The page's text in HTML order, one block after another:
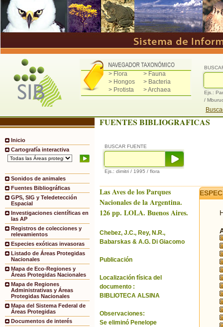
> Flora
> Fauna
> Hongos
> Bacteria
> Protista
> Archaea
Ejs.:
/
Inicio
Cartografía interactiva
Sonidos de animales
Fuentes Bibliográficas
GPS, SIG y Teledetección
Espacial
Investigaciones científicas en
las AP
Registros de colecciones y
relevamientos
Especies exóticas invasoras
Listado de Áreas Protegidas
Nacionales
Mapa de Eco-Regiones y
Áreas Protegidas Nacionales
Mapa de Regiones
Administrativas y Áreas
Protegidas Nacionales
Mapa del Sistema Federal de
Áreas Protegidas
Documentos de interés
FUENTES BIBLIOGRAFICAS
BUSCAR FUENTE
Ejs.: dimitri / 1995 / flora
Las Aves de los Parques
Nacionales de la Argentina.
126 pp. LOLA. Buenos Aires.
Chebez, J.C., Rey, N.R.,
Babarskas & A.G. Di Giacomo
Publicación
Localización física del
documento :
BIBLIOTECA ALSINA
Observaciones:
Se eliminó Penelope